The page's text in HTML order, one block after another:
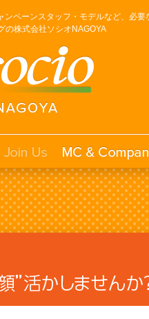
ペーンスタッフ・モデルなど、必要
の株式会社ソシオNAGOYA